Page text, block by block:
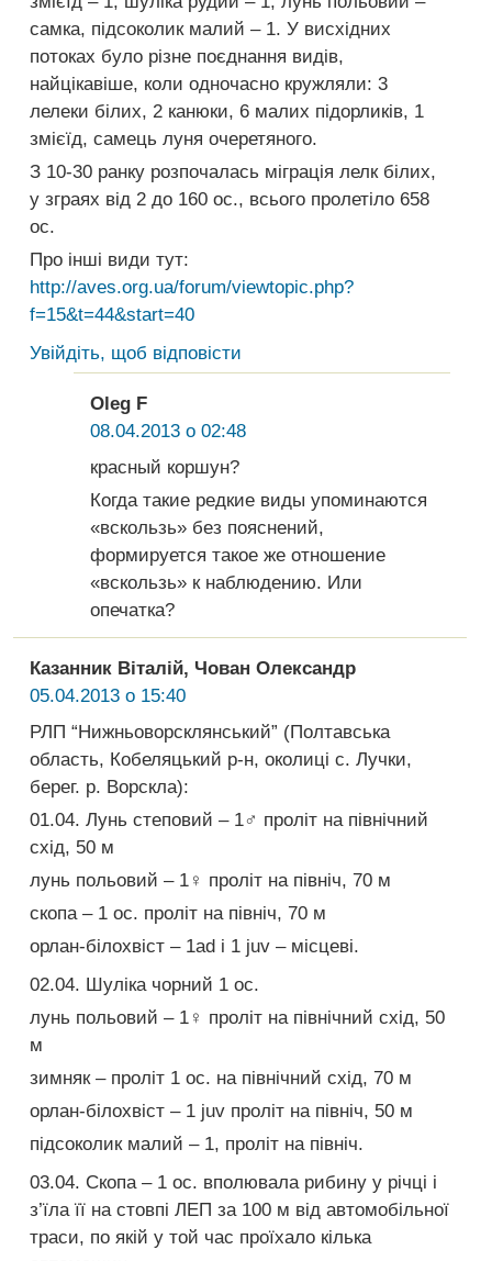
самка, підсоколик малий – 1. У висхідних
потоках було різне поєднання видів,
найцікавіше, коли одночасно кружляли: 3
лелеки білих, 2 канюки, 6 малих підорликів, 1
змієїд, самець луня очеретяного.
З 10-30 ранку розпочалась міграція лелк білих,
у зграях від 2 до 160 ос., всього пролетіло 658
ос.
Про інші види тут:
http://aves.org.ua/forum/viewtopic.php?
f=15&t=44&start=40
Увійдіть, щоб відповісти
Oleg F
08.04.2013 о 02:48
красный коршун?
Когда такие редкие виды упоминаются
«вскользь» без пояснений,
формируется такое же отношение
«вскользь» к наблюдению. Или
опечатка?
Казанник Віталій, Чован Олександр
05.04.2013 о 15:40
РЛП “Нижньоворсклянський” (Полтавська
область, Кобеляцький р-н, околиці с. Лучки,
берег. р. Ворскла):
01.04. Лунь степовий – 1♂ проліт на північний
схід, 50 м
лунь польовий – 1♀ проліт на північ, 70 м
скопа – 1 ос. проліт на північ, 70 м
орлан-білохвіст – 1ad і 1 juv – місцеві.
02.04. Шуліка чорний 1 ос.
лунь польовий – 1♀ проліт на північний схід, 50
м
зимняк – проліт 1 ос. на північний схід, 70 м
орлан-білохвіст – 1 juv проліт на північ, 50 м
підсоколик малий – 1, проліт на північ.
03.04. Скопа – 1 ос. вполювала рибину у річці і
з’їла її на стовпі ЛЕП за 100 м від автомобільної
траси, по якій у той час проїхало кілька